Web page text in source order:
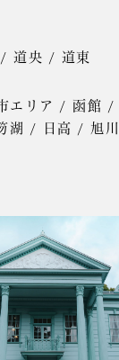
/ 道央 / 道東
エリア / 函館 /
湖 / 日高 / 旭川